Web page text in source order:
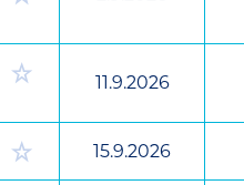
11.9.2026
15.9.2026